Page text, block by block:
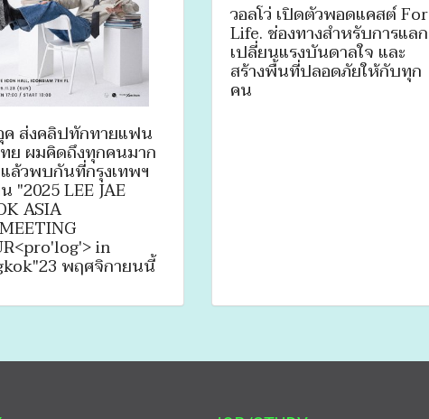
ค ส่งคลิปทักทายแฟน
ทย ผมคิดถึงทุกคนมาก
ล้วพบกันที่กรุงเทพฯ
"2025 LEE JAE
ASIA
in
พฤศจิกายนนี้
วอลโว่ เปิดตัวพอดแคสต์ For
Life. ช่องทางสำหรับการแลก
เปลี่ยนแรงบันดาลใจ และ
สร้างพื้นที่ปลอดภัยให้กับทุก
คน